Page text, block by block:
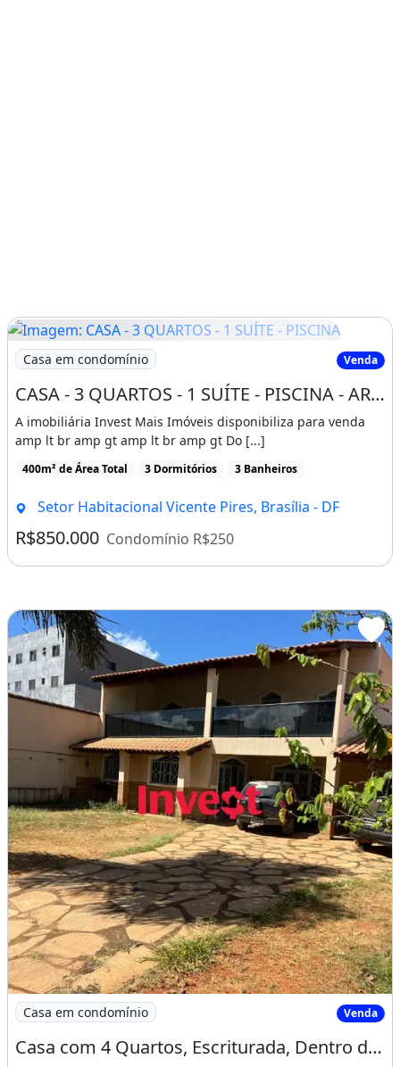
Imagem: CASA - 3 QUARTOS - 1 SUÍTE - PISCINA
Casa em condomínio Venda
CASA - 3 QUARTOS - 1 SUÍTE - PISCINA - AREA VERDE - CHURRASQUEIRA - EDICULA - AREA DE
A imobiliária Invest Mais Imóveis disponibiliza para venda
amp lt br amp gt amp lt br amp gt Do [...]
400m² de Área Total 3 Dormitórios 3 Banheiros
Setor Habitacional Vicente Pires, Brasília - DF
R$850.000 Condomínio R$250
Imagem: Casa com 4 Quartos, Escriturada, Dentro
Casa em condomínio Venda
Casa com 4 Quartos, Escriturada, Dentro de Condomínio, Lote de 400M² no Jockey